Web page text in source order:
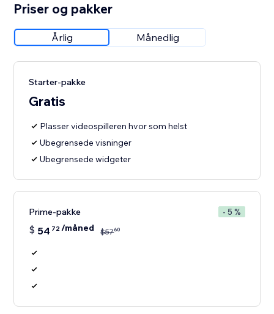
Priser og pakker
Årlig Månedlig
Starter-pakke
Gratis
Plasser videospilleren hvor som helst
Ubegrensede visninger
Ubegrensede widgeter
Prime-pakke - 5 %
$ 54 72/måned $5760